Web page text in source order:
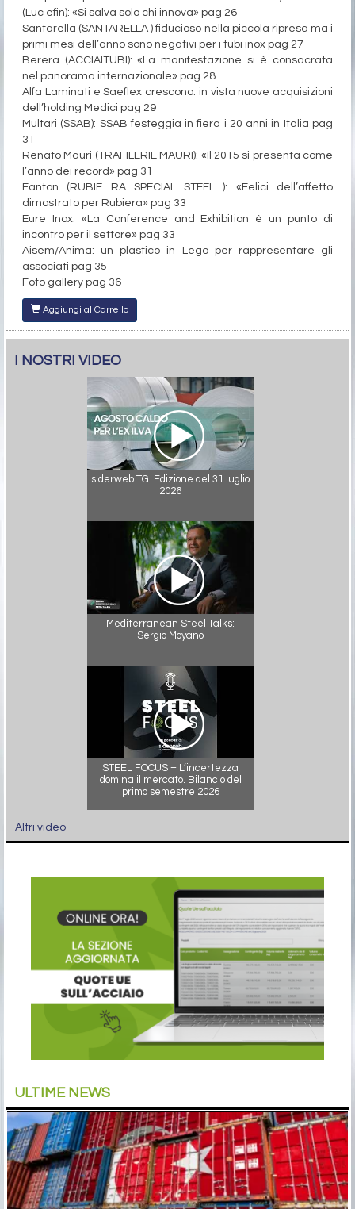
(Luc efin): «Si salva solo chi innova» pag 26
Santarella (SANTARELLA ) fiducioso nella piccola ripresa ma i
primi mesi dell’anno sono negativi per i tubi inox pag 27
Berera (ACCIAITUBI): «La manifestazione si è consacrata
nel panorama internazionale» pag 28
Alfa Laminati e Saeflex crescono: in vista nuove acquisizioni
dell’holding Medici pag 29
Multari (SSAB): SSAB festeggia in fiera i 20 anni in Italia pag
31
Renato Mauri (TRAFILERIE MAURI): «Il 2015 si presenta come
l’anno dei record» pag 31
Fanton (RUBIE RA SPECIAL STEEL ): «Felici dell’affetto
dimostrato per Rubiera» pag 33
Eure Inox: «La Conference and Exhibition è un punto di
incontro per il settore» pag 33
Aisem/Anima: un plastico in Lego per rappresentare gli
associati pag 35
Foto gallery pag 36
Aggiungi al Carrello
I NOSTRI VIDEO
siderweb TG. Edizione del 31 luglio
2026
Mediterranean Steel Talks:
Sergio Moyano
STEEL FOCUS – L’incertezza
domina il mercato. Bilancio del
primo semestre 2026
Altri video
ULTIME NEWS